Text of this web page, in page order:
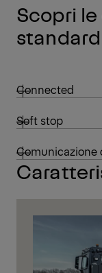
Scopri
standard
Connected
Soft stop
Comunicazione